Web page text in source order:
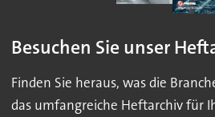
Besuchen Sie unser
Finden Sie heraus, was die
das umfangreiche Heftarchiv für